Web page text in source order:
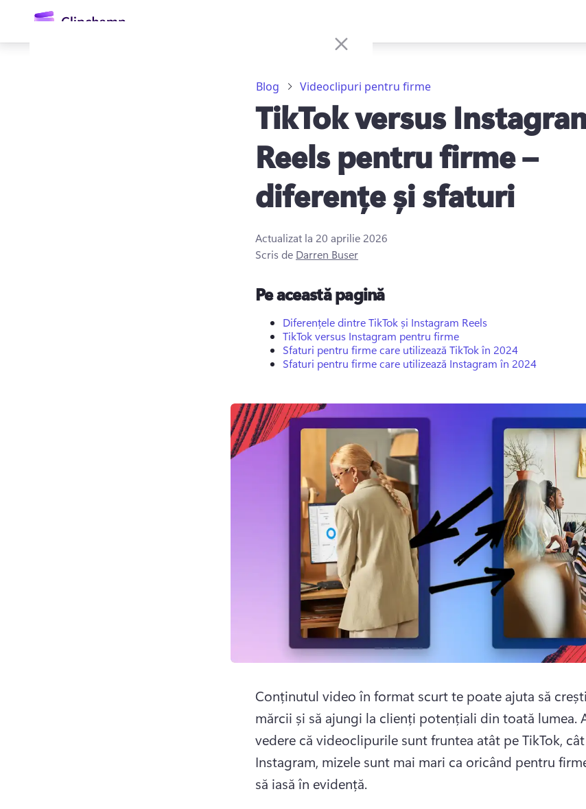
principal
Blog Videoclipuri pentru firme
TikTok versus
Reels pentru firme –
diferențe și sfaturi
Actualizat la 20 aprilie 2026
Scris de Darren Buser
Pe această pagină
Diferențele dintre TikTok și Instagram Reels
TikTok versus Instagram pentru firme
Sfaturi pentru firme care utilizează TikTok în 2024
Sfaturi pentru firme care utilizează Instagram în 2024
Conținutul video în format scurt te poate ajuta să
mărcii și să ajungi la clienți potențiali din toată lumea.
vedere că videoclipurile sunt fruntea atât pe TikTok,
Instagram, mizele sunt mai mari ca oricând pentru
să iasă în evidență.